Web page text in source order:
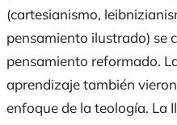
(cartesianismo,
pensamiento ilustrado) se
pensamiento reformado.
aprendizaje también
enfoque de la teología. La